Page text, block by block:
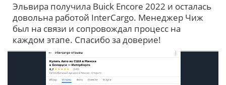
Эльвира получила Buick Encore 2022 и осталась
довольна работой InterCargo. Менеджер Чиж
был на связи и сопровождал процесс на
каждом этапе. Спасибо за доверие!